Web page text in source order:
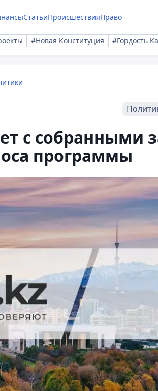
СтатьиПроисшествияПраво
#Новая Конституция #Гордость
с собранными
программы